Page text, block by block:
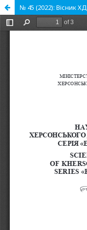
№ 45 (2022): Вісник